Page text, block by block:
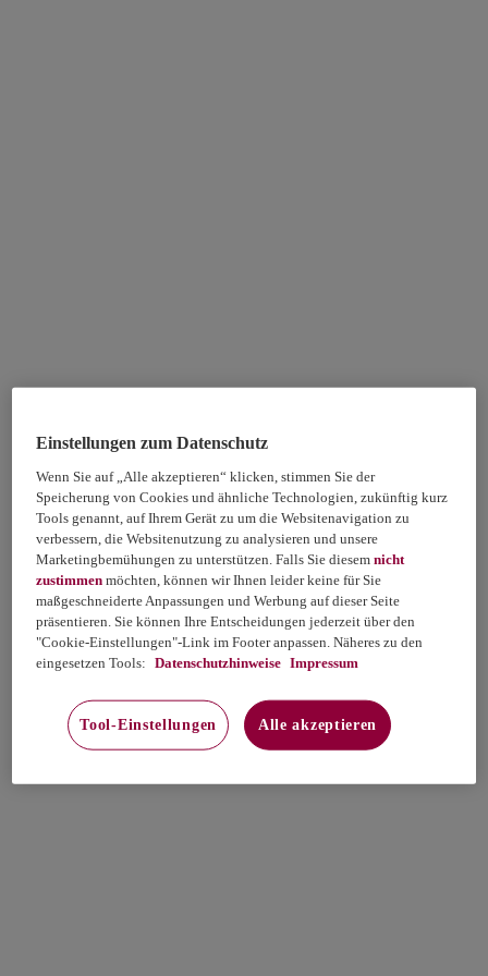
Einstellungen zum Datenschutz
Wenn Sie auf „Alle akzeptieren“ klicken, stimmen Sie der
Speicherung von Cookies und ähnliche Technologien, zukünftig kurz
Tools genannt, auf Ihrem Gerät zu um die Websitenavigation zu
verbessern, die Websitenutzung zu analysieren und unsere
Marketingbemühungen zu unterstützen. Falls Sie diesemnicht
zustimmen möchten, können wir Ihnen leider keine für Sie
maßgeschneiderte Anpassungen und Werbung auf dieser Seite
präsentieren. Sie können Ihre Entscheidungen jederzeit über den
"Cookie-Einstellungen"-Link im Footer anpassen. Näheres zu den
eingesetzen Tools: Datenschutzhinweise Impressum
Tool-Einstellungen Alle akzeptieren